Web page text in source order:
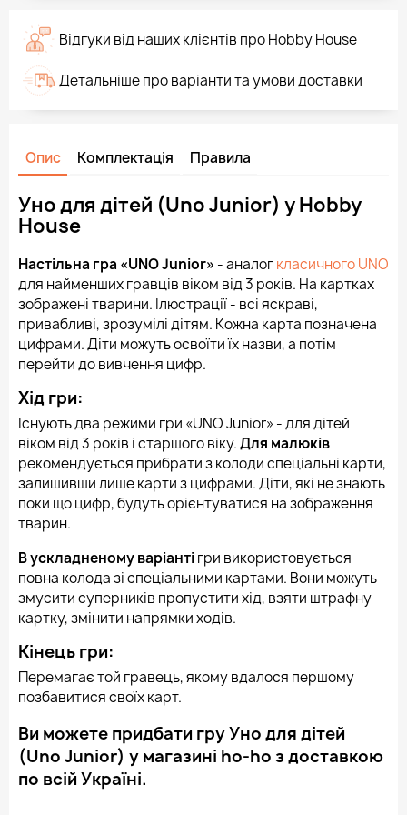
Відгуки від наших клієнтів про Hobby House
Детальніше про варіанти та умови доставки
Опис Комплектація Правила
Уно для дітей (Uno Junior) у Hobby
House
Настільна гра «UNO Junior» - аналогкласичного UNO
для найменших гравців віком від 3 років. На картках
зображені тварини. Ілюстрації - всі яскраві,
привабливі, зрозумілі дітям. Кожна карта позначена
цифрами. Діти можуть освоїти їх назви, а потім
перейти до вивчення цифр.
Хід гри:
Існують два режими гри «UNO Junior» - для дітей
віком від 3 років і старшого віку.Для малюків
рекомендується прибрати з колоди спеціальні карти,
залишивши лише карти з цифрами. Діти, які не знають
поки що цифр, будуть орієнтуватися на зображення
тварин.
В ускладненому варіантігри використовується
повна колода зі спеціальними картами. Вони можуть
змусити суперників пропустити хід, взяти штрафну
картку, змінити напрямки ходів.
Кінець гри:
Перемагає той гравець, якому вдалося першому
позбавитися своїх карт.
Ви можете придбати гру Уно для дітей
(Uno Junior) у магазині ho-ho з доставкою
по всій Україні.